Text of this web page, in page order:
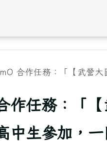
合作任務：「【武營大
作任務：「
中生參加，